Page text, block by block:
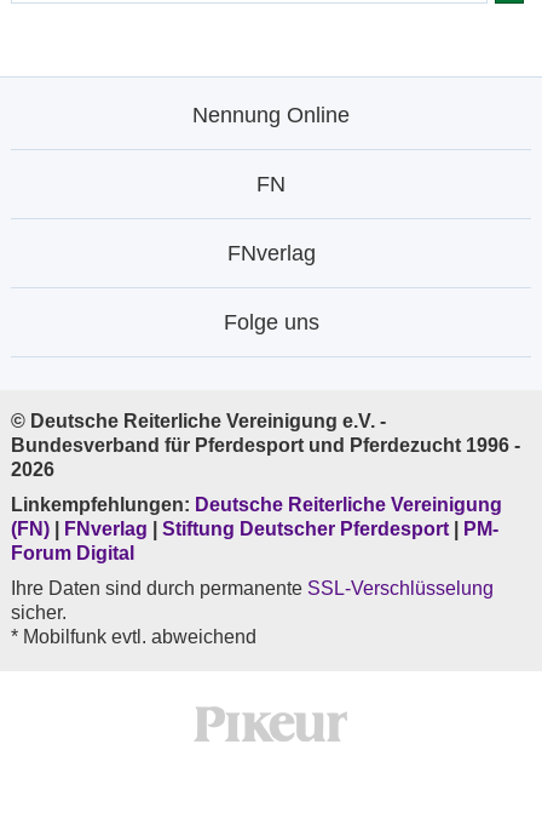
Nennung Online
FN
FNverlag
Folge uns
© Deutsche Reiterliche Vereinigung e.V. -
Bundesverband für Pferdesport und Pferdezucht 1996 -
2026
Linkempfehlungen: Deutsche Reiterliche Vereinigung
(FN)
FNverlag Stiftung Deutscher Pferdesport
PM-
Forum Digital
Ihre Daten sind durch permanente SSL-Verschlüsselung
sicher.
* Mobilfunk evtl. abweichend